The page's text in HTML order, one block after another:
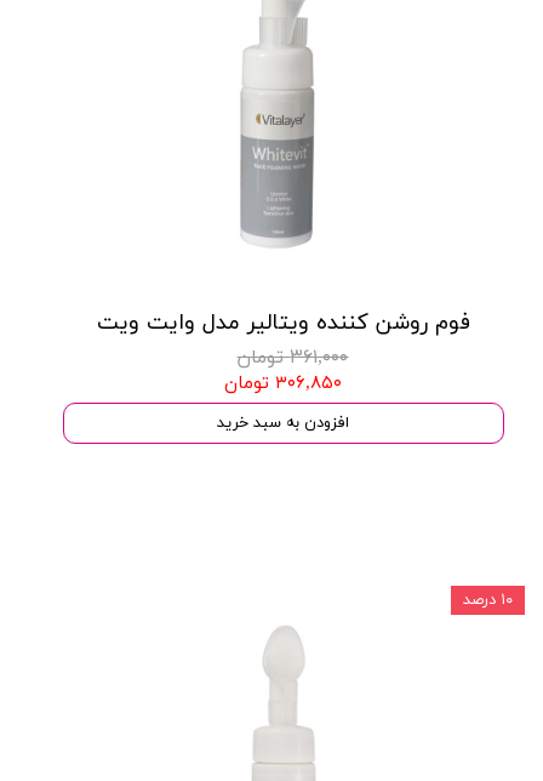
فوم روشن کننده ویتالیر مدل وایت ویت
۳۶۱,۰۰۰ تومان
۳۰۶,۸۵۰ تومان
افزودن به سبد خرید
۱۰ درصد